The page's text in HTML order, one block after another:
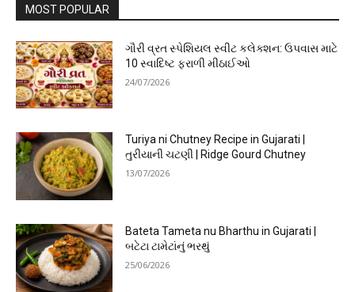
MOST POPULAR
ગૌરી વ્રત સ્પેશિયલ સ્વીટ કલેક્શન: ઉપવાસ માટે
10 સ્વાદિષ્ટ ફરાળી મીઠાઈઓ
24/07/2026
Turiya ni Chutney Recipe in Gujarati |
તુરીયાની ચટણી | Ridge Gourd Chutney
13/07/2026
Bateta Tameta nu Bharthu in Gujarati |
બટેટા ટામેટાંનું ભરથું
25/06/2026